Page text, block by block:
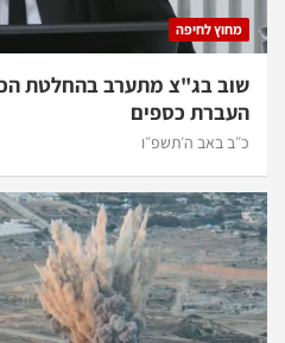
מחוץ לחיפה
שוב בג"צ מתערב בהחלטת
העברת כספים
כ״ב באב ה׳תשפ״ו